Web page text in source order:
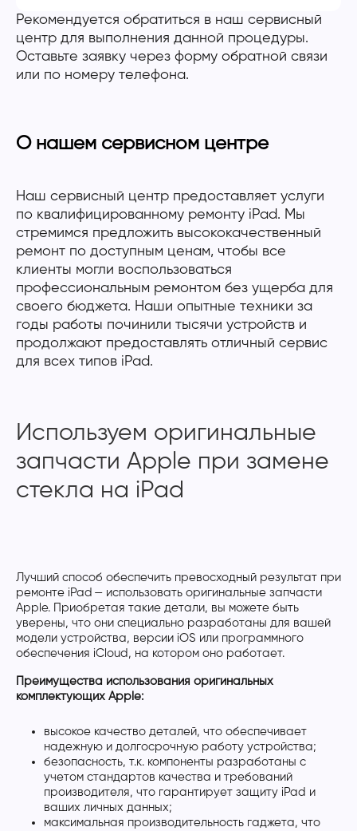
Рекомендуется обратиться в наш сервисный
центр для выполнения данной процедуры.
Оставьте заявку через форму обратной связи
или по номеру телефона.
О нашем сервисном центре
Наш сервисный центр предоставляет услуги
по квалифицированному ремонту iPad. Мы
стремимся предложить высококачественный
ремонт по доступным ценам, чтобы все
клиенты могли воспользоваться
профессиональным ремонтом без ущерба для
своего бюджета. Наши опытные техники за
годы работы починили тысячи устройств и
продолжают предоставлять отличный сервис
для всех типов iPad.
Используем оригинальные
запчасти Apple при замене
стекла на iPad
Лучший способ обеспечить превосходный результат при
ремонте iPad — использовать оригинальные запчасти
Apple. Приобретая такие детали, вы можете быть
уверены, что они специально разработаны для вашей
модели устройства, версии iOS или программного
обеспечения iCloud, на котором оно работает.
Преимущества использования оригинальных
комплектующих Apple:
высокое качество деталей, что обеспечивает
надежную и долгосрочную работу устройства;
безопасность, т.к. компоненты разработаны с
учетом стандартов качества и требований
производителя, что гарантирует защиту iPad и
ваших личных данных;
максимальная производительность гаджета, что